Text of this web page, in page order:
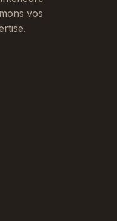
vos